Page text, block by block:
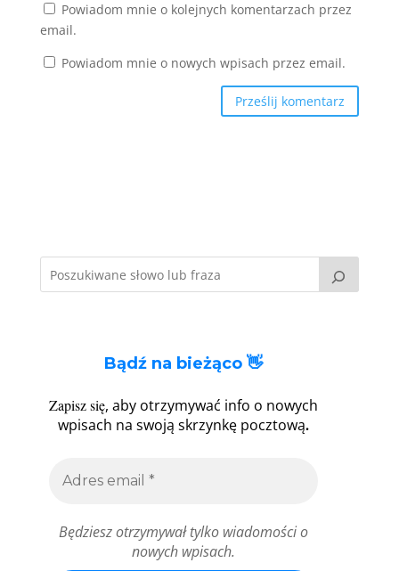
Powiadom mnie o kolejnych komentarzach przez
email.
Powiadom mnie o nowych wpisach przez email.
Bądź na bieżąco 👋
Zapisz się, aby otrzymywać info o nowych
wpisach na swoją skrzynkę pocztową.
Będziesz otrzymywał tylko wiadomości o
nowych wpisach.